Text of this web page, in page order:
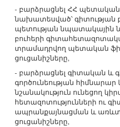
- բարձրացնել ՀՀ պետական
նախատեսված՝ գիտության
պետության նպատակային
բուհերի
տրամադրվող պետական
ցուցանիշները,
- բարձրացնել գիտական
գործունեության հիմնարար
նշանակություն ունեցող
հետազոտությունների ու
ապրանքայնացման և
ցուցանիշները,